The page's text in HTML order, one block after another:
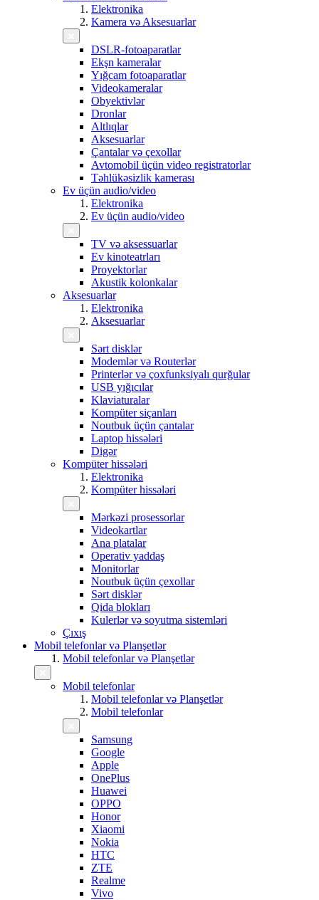
Elektronika
Kamera və Aksesuarlar
DSLR-fotoaparatlar
Ekşn kameralar
Yığcam fotoaparatlar
Videokameralar
Obyektivlər
Dronlar
Altlıqlar
Aksesuarlar
Çantalar və çexollar
Avtomobil üçün video registratorlar
Təhlükəsizlik kamerası
Ev üçün audio/video
Elektronika
Ev üçün audio/video
TV və aksessuarlar
Ev kinoteatrları
Proyektorlar
Akustik kolonkalar
Aksesuarlar
Elektronika
Aksesuarlar
Sərt disklər
Modemlər və Routerlər
Printerlər və çoxfunksiyalı qurğular
USB yığıcılar
Klaviaturalar
Kompüter siçanları
Noutbuk üçün çantalar
Laptop hissələri
Digər
Kompüter hissələri
Elektronika
Kompüter hissələri
Mərkəzi prosessorlar
Videokartlar
Ana platalar
Operativ yaddaş
Monitorlar
Noutbuk üçün çexollar
Sərt disklər
Qida blokları
Kulerlər və soyutma sistemləri
Çıxış
Mobil telefonlar və Planşetlər
Mobil telefonlar və Planşetlər
Mobil telefonlar
Mobil telefonlar və Planşetlər
Mobil telefonlar
Samsung
Google
Apple
OnePlus
Huawei
OPPO
Honor
Xiaomi
Nokia
HTC
ZTE
Realme
Vivo